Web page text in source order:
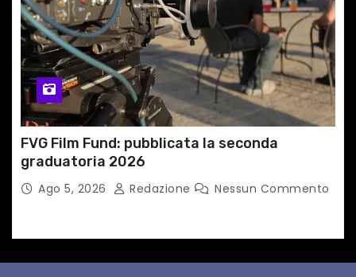
FVG Film Fund: pubblicata la seconda
graduatoria 2026
Ago 5, 2026 Redazione Nessun Commento